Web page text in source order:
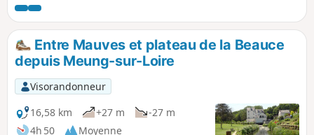
suivre le circuit de la Loire à vélo sur sa rive
droite et la levée, destinée à contenir les
crues, sur sa rive gauche. Très fréquenté
dans sa première partie, l'itinéraire vous
réservera ensuite une vue panoramique sur
le val de Loire en même temps que la
quiétude.
Entre Mauves et plateau de la Beauce
depuis Meung-sur-Loire
Visorandonneur
16,58 km
+27 m
-27 m
4h 50
Moyenne